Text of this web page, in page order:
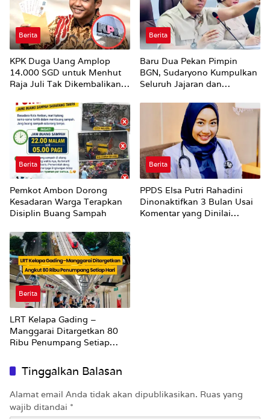
Berita
KPK Duga Uang Amplop
14.000 SGD untuk Menhut
Raja Juli Tak Dikembalikan
Berita
Baru Dua Pekan Pimpin
BGN, Sudaryono Kumpulkan
Seluruh Jajaran dan
Pungli dan Pemerasan
Supplier harus Berhenti
Berita
Pemkot Ambon Dorong
Kesadaran Warga Terapkan
Disiplin Buang Sampah
Berita
PPDS Elsa Putri Rahadini
Dinonaktifkan 3 Bulan Usai
Komentar yang Dinilai
Berita
LRT Kelapa Gading –
Manggarai Ditargetkan 80
Ribu Penumpang Setiap
Tinggalkan Balasan
Alamat email Anda tidak akan dipublikasikan. Ruas yang
wajib ditandai *